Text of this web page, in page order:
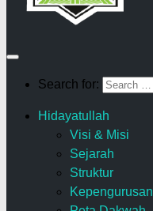
Search for:
Hidayatullah
Visi & Misi
Sejarah
Struktur
Kepengurusan